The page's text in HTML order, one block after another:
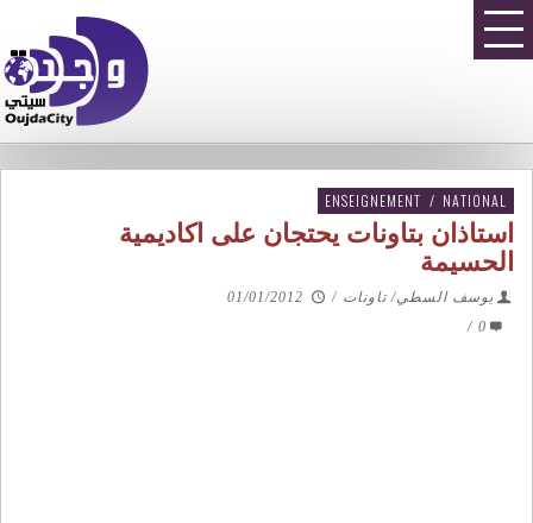
ENSEIGNEMENT / NATIONAL
استاذان بتاونات يحتجان على اكاديمية
الحسيمة
يوسف السطي/ تاونات /
01/01/2012
0
/